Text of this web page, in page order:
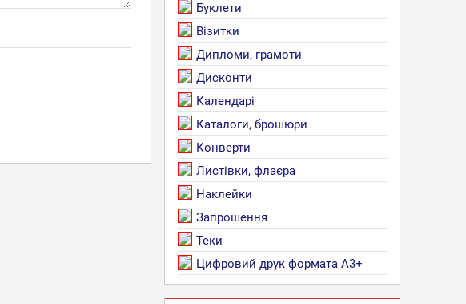
Буклети
Візитки
Дипломи, грамоти
Дисконти
Календарі
Каталоги, брошюри
Конверти
Листівки, флаєра
Наклейки
Запрошення
Теки
Цифровий друк формата А3+